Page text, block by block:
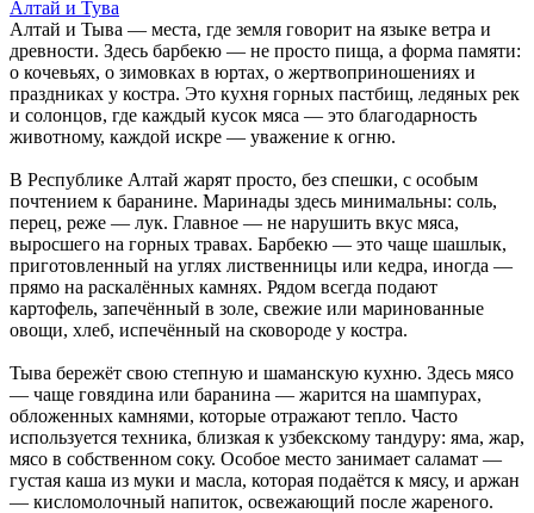
Алтай и Тува
Алтай и Тыва — места, где земля говорит на языке ветра и
древности. Здесь барбекю — не просто пища, а форма памяти:
о кочевьях, о зимовках в юртах, о жертвоприношениях и
праздниках у костра. Это кухня горных пастбищ, ледяных рек
и солонцов, где каждый кусок мяса — это благодарность
животному, каждой искре — уважение к огню.
В Республике Алтай жарят просто, без спешки, с особым
почтением к баранине. Маринады здесь минимальны: соль,
перец, реже — лук. Главное — не нарушить вкус мяса,
выросшего на горных травах. Барбекю — это чаще шашлык,
приготовленный на углях лиственницы или кедра, иногда —
прямо на раскалённых камнях. Рядом всегда подают
картофель, запечённый в золе, свежие или маринованные
овощи, хлеб, испечённый на сковороде у костра.
Тыва бережёт свою степную и шаманскую кухню. Здесь мясо
— чаще говядина или баранина — жарится на шампурах,
обложенных камнями, которые отражают тепло. Часто
используется техника, близкая к узбекскому тандуру: яма, жар,
мясо в собственном соку. Особое место занимает саламат —
густая каша из муки и масла, которая подаётся к мясу, и аржан
— кисломолочный напиток, освежающий после жареного.